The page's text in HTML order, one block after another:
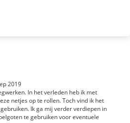
2019
In het verleden heb ik met
netjes op te rollen. Toch vind ik het
Ik ga mij verder verdiepen in
te gebruiken voor eventuele